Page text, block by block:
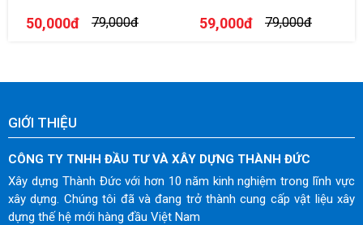
50,000đ 79,000đ 59,000đ 79,000đ
GIỚI THIỆU
CÔNG TY TNHH ĐẦU TƯ VÀ XÂY DỰNG THÀNH ĐỨC
Xây dựng Thành Đức với hơn 10 năm kinh nghiệm trong lĩnh vực
xây dựng. Chúng tôi đã và đang trở thành cung cấp vật liệu xây
dựng thế hệ mới hàng đầu Việt Nam